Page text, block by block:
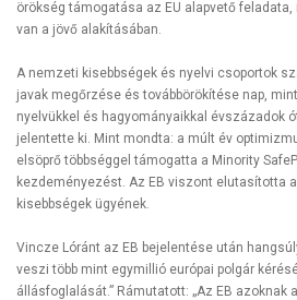
örökség támogatása az EU alapvető
van a jövő alakításában.
A nemzeti kisebbségek és nyelvi csoportok
javak megőrzése és továbbörökítése nap,
nyelvükkel és hagyományaikkal évszázadok
jelentette ki. Mint mondta: a múlt év
elsöprő többséggel támogatta a Minority
kezdeményezést. Az EB viszont elutasította
kisebbségek ügyének.
Vincze Lóránt az EB bejelentése után
veszi több mint egymillió európai polgár
állásfoglalását.” Rámutatott: „Az EB azoknak